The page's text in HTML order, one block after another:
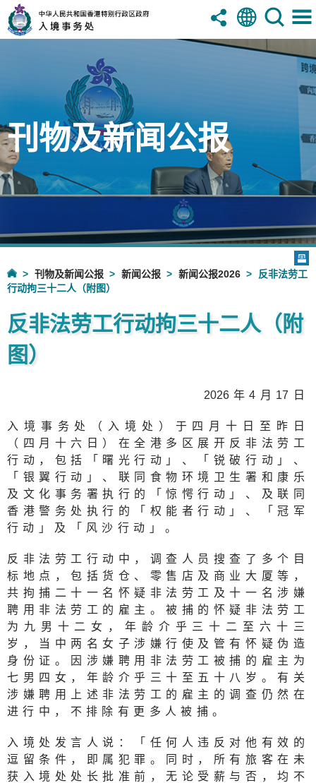
刊物及新闻公报
刊物及新闻公报 新闻公报 新闻公报2026
反非法劳工
行动拘三十二人（附图）
反非法劳工行动拘三十二人（附
图）
2026年4月 17日
入境事务处（入境处）于四月十日至昨日
（四月十六日）在全港多区展开反非法劳工
行动，包括「曙光行动」、「锐破行动」、
「银翼行动」、联同食物环境卫生署和康乐
及文化事务署执行的「惊愕行动」、及联同
香港警务处执行的「权能者行动」、「冠军
行动」及「风沙行动」。
反非法劳工行动中，调查人员搜查了多个目
标地点，包括货仓、零售店及商业大厦等，
共拘捕二十一名怀疑非法劳工及十一名涉嫌
聘用非法劳工的雇主。被捕的怀疑非法劳工
为九男十二女，年龄介乎三十二至六十三
岁，当中两名女子涉嫌行使及管有怀疑伪造
身份证。因涉嫌聘用非法劳工被捕的雇主为
七男四女，年龄介乎三十至五十八岁。有关
涉嫌聘用上述非法劳工的雇主的调查仍然在
进行中，不排除有更多人被捕。
入境处发言人说：「任何人违反对他有效的
逗留条件，即属犯罪。同时，所有旅客在未
获入境处处长批准前，无论受薪与否，均不